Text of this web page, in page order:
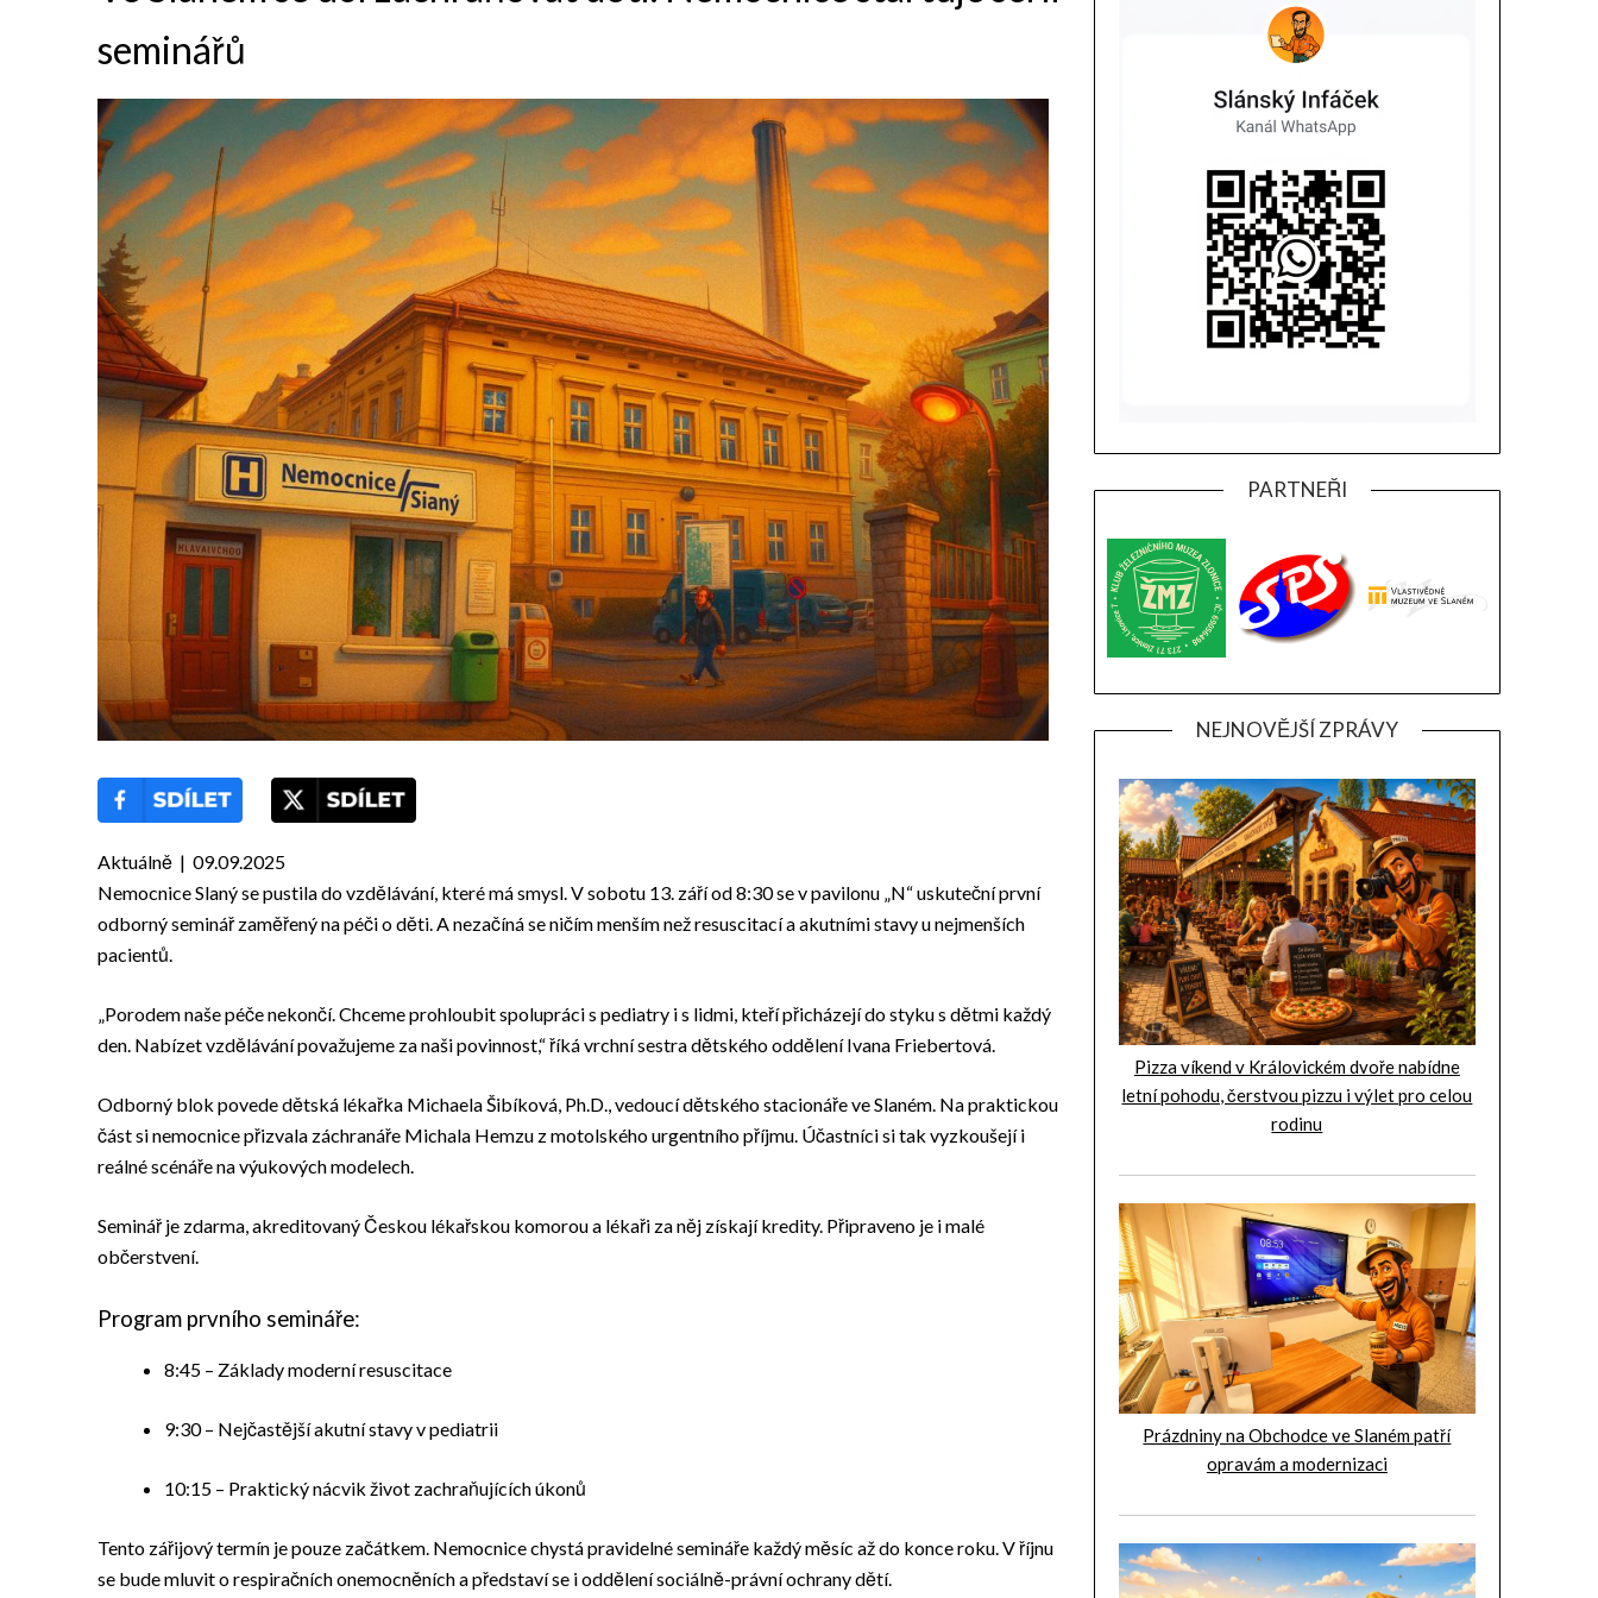
seminářů
Aktuálně | 09.09.2025
Nemocnice Slaný se pustila do vzdělávání, které má smysl. V sobotu 13. září od 8:30 se v pavilonu „N“ uskuteční první
odborný seminář zaměřený na péči o děti. A nezačíná se ničím menším než resuscitací a akutními stavy u nejmenších
pacientů.
„Porodem naše péče nekončí. Chceme prohloubit spolupráci s pediatry i s lidmi, kteří přicházejí do styku s dětmi každý
den. Nabízet vzdělávání považujeme za naši povinnost,“ říká vrchní sestra dětského oddělení Ivana Friebertová.
Odborný blok povede dětská lékařka Michaela Šibíková, Ph.D., vedoucí dětského stacionáře ve Slaném. Na praktickou
část si nemocnice přizvala záchranáře Michala Hemzu z motolského urgentního příjmu. Účastníci si tak vyzkoušejí i
reálné scénáře na výukových modelech.
Seminář je zdarma, akreditovaný Českou lékařskou komorou a lékaři za něj získají kredity. Připraveno je i malé
občerstvení.
Program prvního semináře:
8:45 – Základy moderní resuscitace
9:30 – Nejčastější akutní stavy v pediatrii
10:15 – Praktický nácvik život zachraňujících úkonů
Tento zářijový termín je pouze začátkem. Nemocnice chystá pravidelné semináře každý měsíc až do konce roku. V říjnu
se bude mluvit o respiračních onemocněních a představí se i oddělení sociálně-právní ochrany dětí.
PARTNEŘI
NEJNOVĚJŠÍ ZPRÁVY
Pizza víkend v Královickém dvoře nabídne
letní pohodu, čerstvou pizzu i výlet pro celou
rodinu
Prázdniny na Obchodce ve Slaném patří
opravám a modernizaci